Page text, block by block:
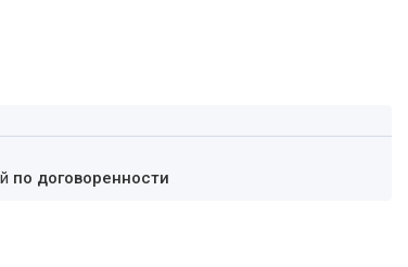
по договоренности